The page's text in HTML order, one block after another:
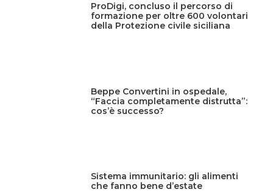
ProDigi, concluso il percorso di
formazione per oltre 600 volontari
della Protezione civile siciliana
Beppe Convertini in ospedale,
“Faccia completamente distrutta”:
cos’è successo?
Sistema immunitario: gli alimenti
che fanno bene d’estate